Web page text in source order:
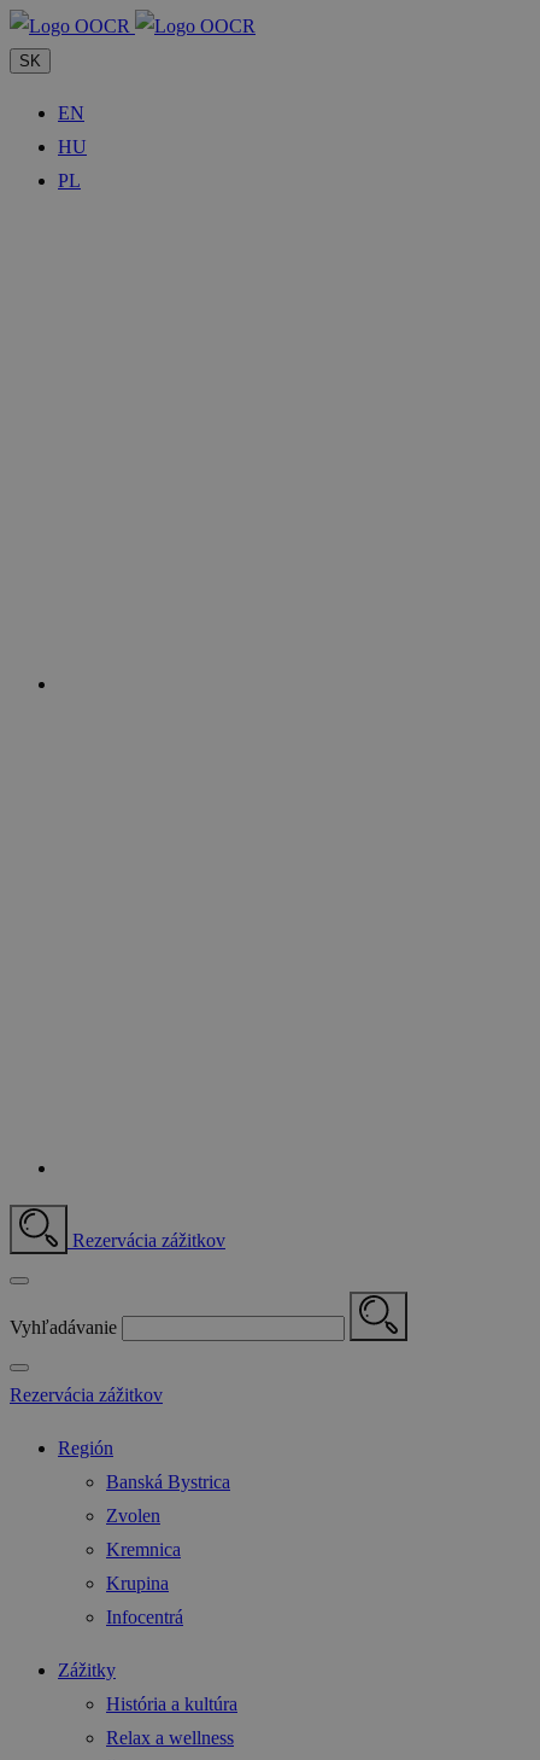
SK
EN
HU
PL
Rezervácia zážitkov
Vyhľadávanie
Rezervácia zážitkov
Región
Banská Bystrica
Zvolen
Kremnica
Krupina
Infocentrá
Zážitky
História a kultúra
Relax a wellness